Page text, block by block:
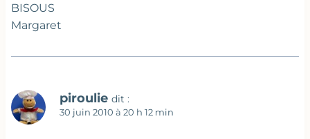
BISOUS
Margaret
piroulie dit :
30 juin 2010 à 20 h 12 min